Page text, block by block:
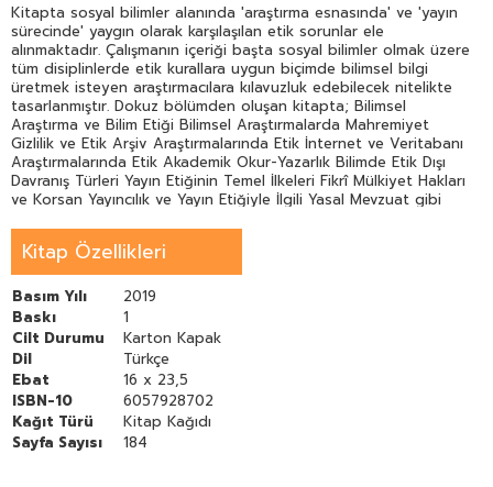
Kitapta sosyal bilimler alanında 'araştırma esnasında' ve 'yayın
sürecinde' yaygın olarak karşılaşılan etik sorunlar ele
alınmaktadır. Çalışmanın içeriği başta sosyal bilimler olmak üzere
tüm disiplinlerde etik kurallara uygun biçimde bilimsel bilgi
üretmek isteyen araştırmacılara kılavuzluk edebilecek nitelikte
tasarlanmıştır. Dokuz bölümden oluşan kitapta; Bilimsel
Araştırma ve Bilim Etiği Bilimsel Araştırmalarda Mahremiyet
Gizlilik ve Etik Arşiv Araştırmalarında Etik İnternet ve Veritabanı
Araştırmalarında Etik Akademik Okur-Yazarlık Bilimde Etik Dışı
Davranış Türleri Yayın Etiğinin Temel İlkeleri Fikrî Mülkiyet Hakları
ve Korsan Yayıncılık ve Yayın Etiğiyle İlgili Yasal Mevzuat gibi
okuyucunun istifadesine sunulmaktadır. Kitapta sosyal
bilimlerde araştırma yöntemleri ve teknikleri kitaplarında pek
değinilmeyen editörlük hakemlik yazarlık hakları telif hakları
korsan yayıncılık vb. konular da derinlemesine ele alınmaktadır.
Kısacası kitap hem ele aldığı konular hem de bunları tartışma
düzeyi itibarıyla bu alanda önemli bir boşluğu doldurmaktadır.
Kitap Özellikleri
Basım Yılı
2019
Baskı
1
Cilt Durumu
Karton Kapak
Dil
Türkçe
Ebat
16 x 23,5
ISBN-10
6057928702
Kağıt Türü
Kitap Kağıdı
Sayfa Sayısı
184